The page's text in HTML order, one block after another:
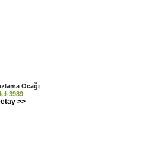
Ocağı
3989
>>